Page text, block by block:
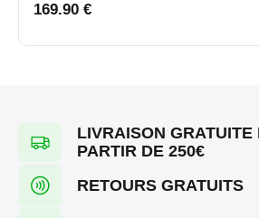
169.90 €
LIVRAISON
PARTIR DE 250€
RETOURS GRATUITS